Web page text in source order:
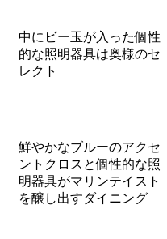
中にビー玉が入った個性
的な照明器具は奥様のセ
レクト
鮮やかなブルーのアクセ
ントクロスと個性的な照
明器具がマリンテイスト
を醸し出すダイニング